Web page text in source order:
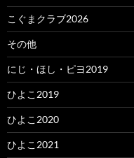
こぐまクラブ2026
その他
にじ・ほし・ピヨ2019
ひよこ2019
ひよこ2020
ひよこ2021